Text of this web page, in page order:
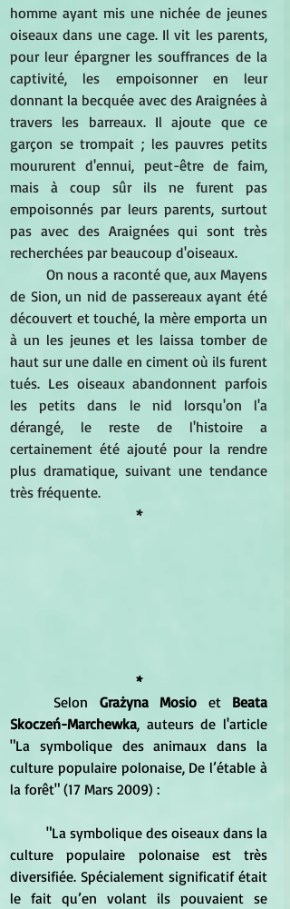
homme ayant mis une nichée de jeunes
oiseaux dans une cage. Il vit les parents,
pour leur épargner les souffrances de la
captivité, les empoisonner en leur
donnant la becquée avec des Araignées à
travers les barreaux. Il ajoute que ce
garçon se trompait ; les pauvres petits
moururent d'ennui, peut-être de faim,
mais à coup sûr ils ne furent pas
empoisonnés par leurs parents, surtout
pas avec des Araignées qui sont très
recherchées par beaucoup d'oiseaux.
On nous a raconté que, aux Mayens
de Sion, un nid de passereaux ayant été
découvert et touché, la mère emporta un
à un les jeunes et les laissa tomber de
haut sur une dalle en ciment où ils furent
tués. Les oiseaux abandonnent parfois
les petits dans le nid lorsqu'on l'a
dérangé, le reste de l'histoire a
certainement été ajouté pour la rendre
plus dramatique, suivant une tendance
très fréquente.
*
*
	Selon
Grażyna Mosio et Beata
Skoczeń-Marchewka, auteurs de l'article
"La symbolique des animaux dans la
culture populaire polonaise, De l’étable à
la forêt" (17 Mars 2009) :
culture populaire polonaise est très
diversifiée. Spécialement significatif était
le fait qu’en volant ils pouvaient se